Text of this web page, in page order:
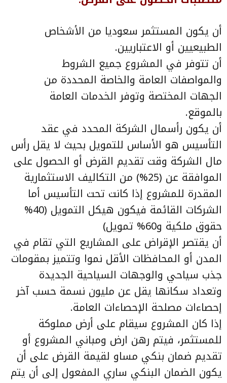
أن يكون المستثمر سعوديا من الأشخاص
الطبيعيين أو الاعتباريين.
أن تتوفر في المشروع جميع الشروط
والمواصفات العامة والخاصة المحددة من
الجهات المختصة وتوفر الخدمات العامة
بالموقع.
أن يكون رأسمال الشركة المحدد في عقد
التأسيس هو الأساس للتمويل بحيث لا يقل رأس
مال الشركة وقت تقديم القرض أو الحصول على
الموافقة عن (25%) من التكاليف الاستثمارية
المقدرة للمشروع إذا كانت تحت التأسيس أما
الشركات القائمة فيكون هيكل التمويل (40%
حقوق ملكية و60% تمويل)
أن يقتصر الإقراض على المشاريع التي تقام في
المدن أو المحافظات الأقل نموا وتتميز بمقومات
جذب سياحي والوجهات السياحية الجديدة
وتعداد سكانها يقل عن مليون نسمة حسب آخر
إحصاءات مصلحة الإحصاءات العامة.
إذا كان المشروع سيقام على أرض مملوكة
للمستثمر، فيتم رهن ارض ومباني المشروع أو
تقديم ضمان بنكي مساو لقيمة القرض على أن
يكون الضمان البنكي ساري المفعول إلى أن يتم